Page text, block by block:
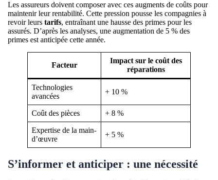
Les assureurs doivent composer avec ces augments de coûts pour
maintenir leur rentabilité. Cette pression pousse les compagnies à
revoir leurs tarifs, entraînant une hausse des primes pour les
assurés. D’après les analyses, une augmentation de 5 % des
primes est anticipée cette année.
Facteur
Impact sur le coût des
réparations
Technologies
avancées
+ 10 %
Coût des pièces + 8 %
Expertise de la main-
d’œuvre
+ 5 %
S’informer et anticiper : une nécessité